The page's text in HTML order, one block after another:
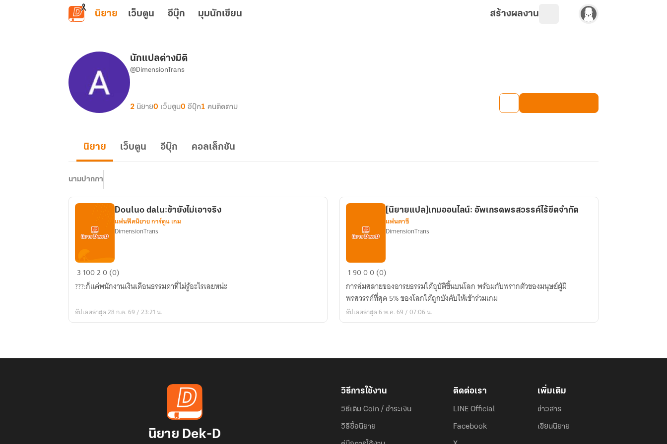
ข้ามไปยังเนื้อหาหลัก
นิยาย เว็บตูน อีบุ๊ก มุมนักเขียน สร้างผลงาน
นักแปลต่างมิติ
@DimensionTrans
2 นิยาย0 เว็บตูน0 อีบุ๊ก1 คนติดตาม
นิยาย เว็บตูน อีบุ๊ก คอลเล็กชัน
นามปากกา
Douluo
dalu:ข้า
ยัง
เอา
Douluo dalu:ข้ายังไม่เอาจริง
แฟนฟิคนิยาย การ์ตูน เกม
DimensionTrans
3 10020 (0)
???:ก็แค่พนักงานเงินเดือนธรรมดาที่ไม่รู้อะไรเลยหน่ะ
อัปเดตล่าสุด 28 ก.ค. 69 / 23:21 น.
[นิยาย
แปล]เกม
ออนไลน์:
อัพเกรด
พรสวรรค์
[นิยายแปล]เกมออนไลน์: อัพเกรดพรสวรรค์ไร้ขีดจำกัด
แฟนตาซี
DimensionTrans
19000 (0)
การล่มสลายของอารยธรรมได้อุบัติขึ้นบนโลก พร้อมกับพรากตัวของมนุษย์ผู้มี
พรสวรรค์ที่สุด 5% ของโลกได้ถูกบังคับให้เข้าร่วมเกม
อัปเดตล่าสุด 6 พ.ค. 69 / 07:06 น.
นิยาย Dek-D
วิธีการใช้งาน
วิธีเติม Coin / ชำระเงิน
วิธีซื้อนิยาย
ติดต่อเรา
LINE Official
Facebook
เพิ่มเติม
ข่าวสาร
เขียนนิยาย